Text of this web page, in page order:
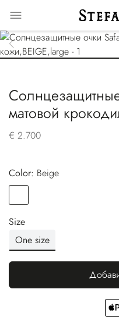
матовой
€ 2.700
Color:
beige
Size
One size